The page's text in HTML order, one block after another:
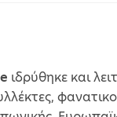
ιδρύθηκε και